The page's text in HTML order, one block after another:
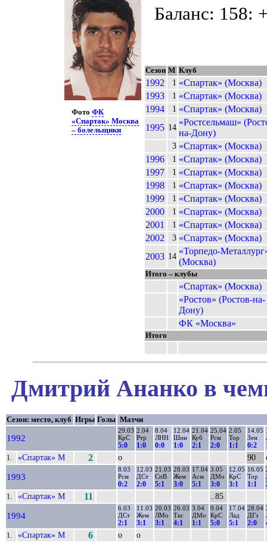
ФотоФК
«Спартак» Москва
– болельщики
Баланс: 158:
Сезон М Клуб
1992 1 «Спартак» (Москва)
1993
1 «Спартак» (Москва)
1994
1 «Спартак» (Москва)
1995 14
«Ростсельмаш»
на-Дону)
3 «Спартак» (Москва)
1996
1 «Спартак» (Москва)
1997
1 «Спартак» (Москва)
1998
1 «Спартак» (Москва)
1999
1 «Спартак» (Москва)
2000
1 «Спартак» (Москва)
2001
1 «Спартак» (Москва)
2002
3 «Спартак» (Москва)
2003 14
«Торпедо-
(Москва)
Итого – клубы
«Спартак» (Москва)
«Ростов» (Ростов-на-
Дону)
ФК «Москва»
Итого
Дмитрий Ананко в
Сезон: место, клуб Игры Голы Матчи
1992
29.03
КрС
5:0
2.04
Ртр
1:0
8.04
ЛНН
0:0
12.04
Шин
1:0
21.04
Куб
2:1
25.04
Рсм
2:0
2.05
Тор
1:1
14.05
Зен
0:2
1. «Спартак» М 2 о 90
1993
8.03
Рсм
0:2
12.03
ДСт
2:0
21.03
СпВ
5:1
28.03
Жем
3:0
17.04
Асм
5:1
3.05
ДМо
3:0
12.05
КрС
3:1
16.05
Тор
1:1
1. «Спартак» М 11 ..85
1994
6.03
ДСт
2:1
11.03
Жем
3:1
20.03
ЛМо
3:1
26.03
Ткс
4:1
3.04
ДМо
1:1
9.04
КрС
5:0
17.04
Лад
5:1
28.04
ДГз
2:0
1. «Спартак» М 6 о о